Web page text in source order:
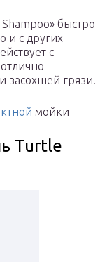
быстро
и с других
с
засохшей грязи.
мойки
Turtle